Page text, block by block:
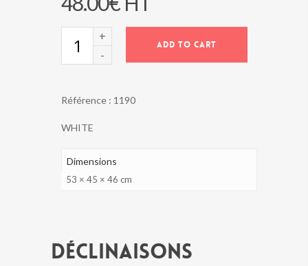
SEVENTY
ADD TO CART
Référence : 1190
WHITE
Dimensions
53 × 45 × 46 cm
Déclinaisons